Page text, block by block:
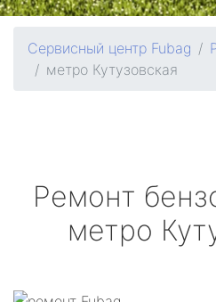
Сервисный центр Fubag
метро Кутузовская
Ремонт
метро